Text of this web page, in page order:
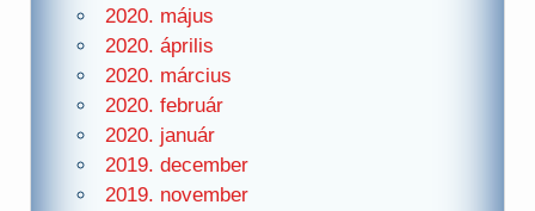
2020. május
2020. április
2020. március
2020. február
2020. január
2019. december
2019. november